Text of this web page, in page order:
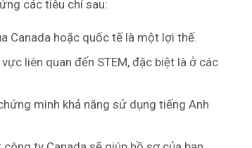
các tiêu chí sau:
Canada hoặc quốc tế là một lợi thế.
liên quan đến STEM, đặc biệt là ở các
minh khả năng sử dụng tiếng Anh